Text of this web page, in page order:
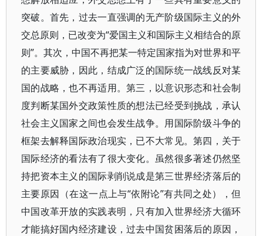
突破。首先，过去一直强调的无产阶级国际主义的外
交总原则，已改变为“爱国主义和国际主义相结合的原
则”。其次，中国不再把某一特定国家指为对世界和平
的主要威胁，因此，结成广泛的国际统一战线反对某
国的战略，也不再适用。第三，以意识形态和社会制
度判断某国外交政策性质的想法已经受到挑战，承认
社会主义国家之间也会发生战争。用国际阶级斗争的
框架去解释国际政治现实，已不大常见。第四，关于
国际经济的看法有了很大变化。虽然很多著述仍然坚
持把资本主义的国际剥削说成是第三世界经济落后的
主要原因（在这一点上与“依附论”有共同之处），但
中国改革开放的实践表明，只有加入世界经济大循环
才能搞好国内经济建设，过去中国贫困落后的原因，